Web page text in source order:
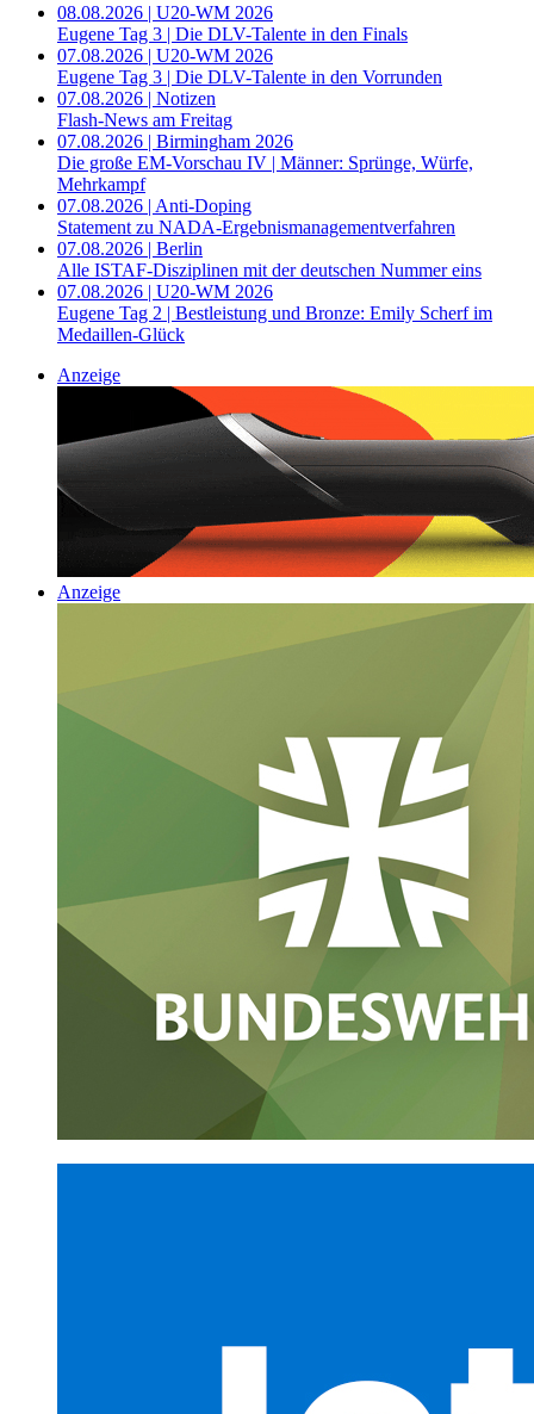
08.08.2026 | U20-WM 2026
Eugene Tag 3 | Die DLV-Talente in den Finals
07.08.2026 | U20-WM 2026
Eugene Tag 3 | Die DLV-Talente in den Vorrunden
07.08.2026 | Notizen
Flash-News am Freitag
07.08.2026 | Birmingham 2026
Die große EM-Vorschau IV | Männer: Sprünge, Würfe,
Mehrkampf
07.08.2026 | Anti-Doping
Statement zu NADA-Ergebnismanagementverfahren
07.08.2026 | Berlin
Alle ISTAF-Disziplinen mit der deutschen Nummer eins
07.08.2026 | U20-WM 2026
Eugene Tag 2 | Bestleistung und Bronze: Emily Scherf im
Medaillen-Glück
Anzeige
Anzeige